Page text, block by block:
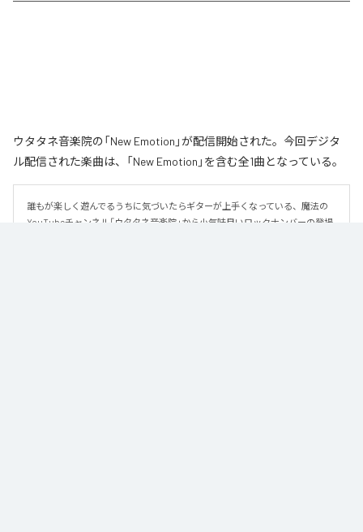
ウタタネ音楽院の「New Emotion」が配信開始された。今回デジタ
ル配信された楽曲は、「New Emotion」を含む全1曲となっている。
誰もが楽しく遊んでるうちに気づいたらギターが上手くなっている、魔法の
YouTubeチャンネル「ウタタネ音楽院」から小気味良いロックナンバーの登場